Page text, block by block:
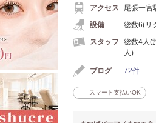
アクセス
尾張一宮
設備
総数6(リ
スタッフ
総数4人(
人)
ブログ 72件
スマート支払いOK